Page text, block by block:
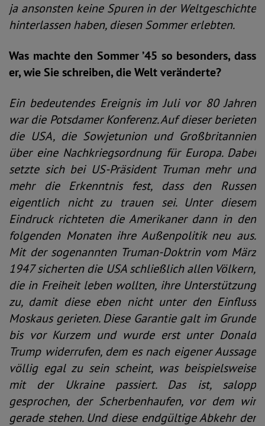
ja ansonsten keine Spuren in der Weltgeschichte
hinterlassen haben, diesen Sommer erlebten.
Was machte den Sommer ’45 so besonders, dass
er, wie Sie schreiben, die Welt veränderte?
Ein bedeutendes Ereignis im Juli vor 80 Jahren
war die Potsdamer Konferenz. Auf dieser berieten
die USA, die Sowjetunion und Großbritannien
über eine Nachkriegsordnung für Europa. Dabei
setzte sich bei US-Präsident Truman mehr und
mehr die Erkenntnis fest, dass den Russen
eigentlich nicht zu trauen sei. Unter diesem
Eindruck richteten die Amerikaner dann in den
folgenden Monaten ihre Außenpolitik neu aus.
Mit der sogenannten Truman-Doktrin vom März
1947 sicherten die USA schließlich allen Völkern,
die in Freiheit leben wollten, ihre Unterstützung
zu, damit diese eben nicht unter den Einfluss
Moskaus gerieten. Diese Garantie galt im Grunde
bis vor Kurzem und wurde erst unter Donald
Trump widerrufen, dem es nach eigener Aussage
völlig egal zu sein scheint, was beispielsweise
mit der Ukraine passiert. Das ist, salopp
gesprochen, der Scherbenhaufen, vor dem wir
gerade stehen. Und diese endgültige Abkehr der